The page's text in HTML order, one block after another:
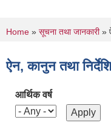
You are here
Home » सूचना तथा जानकारी»
ऐन, कानुन तथा
आर्थिक वर्ष